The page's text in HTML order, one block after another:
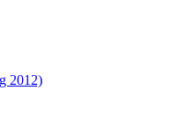
2012)